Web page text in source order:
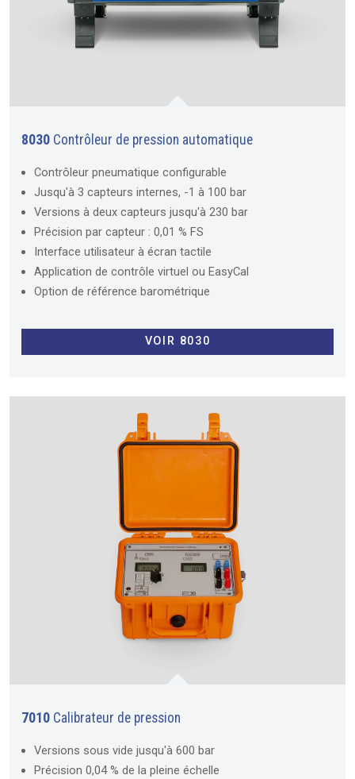
8030 Contrôleur de pression automatique
Contrôleur pneumatique configurable
Jusqu'à 3 capteurs internes, -1 à 100 bar
Versions à deux capteurs jusqu'à 230 bar
Précision par capteur : 0,01 % FS
Interface utilisateur à écran tactile
Application de contrôle virtuel ou EasyCal
Option de référence barométrique
VOIR 8030
7010 Calibrateur de pression
Versions sous vide jusqu'à 600 bar
Précision 0,04 % de la pleine échelle